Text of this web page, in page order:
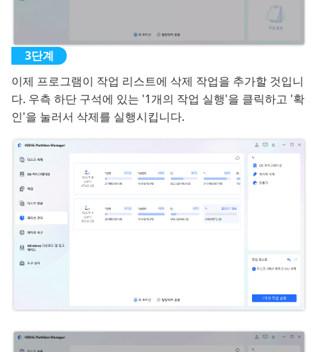
이제 프로그램이 작업 리스트에 삭제 작업을 추가할 것입니
다. 우측 하단 구석에 있는 '1개의 작업 실행'을 클릭하고 '확
인'을 눌러서 삭제를 실행시킵니다.